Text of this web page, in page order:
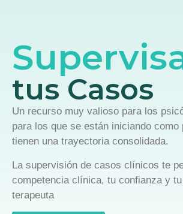
tus Casos
Un recurso muy valioso para los
para los que se están iniciando como
tienen una trayectoria consolidada.
La supervisión de casos clínicos te
competencia clínica, tu confianza y
terapeuta